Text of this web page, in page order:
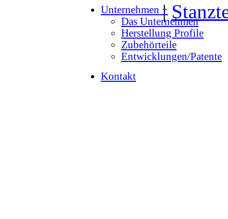
Unternehmen +
Das Unternehmen
Herstellung Profile
Zubehörteile
Entwicklungen/Patente
Kontakt
|